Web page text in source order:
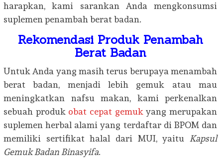
harapkan, kami sarankan Anda mengkonsumsi
suplemen penambah berat badan.
Rekomendasi Produk Penambah
Berat Badan
Untuk Anda yang masih terus berupaya menambah
berat badan, menjadi lebih gemuk atau mau
meningkatkan nafsu makan, kami perkenalkan
sebuah produk obat cepat gemuk yang merupakan
suplemen herbal alami yang terdaftar di BPOM dan
memiliki sertifikat halal dari MUI, yaitu Kapsul
Gemuk Badan Binasyifa.